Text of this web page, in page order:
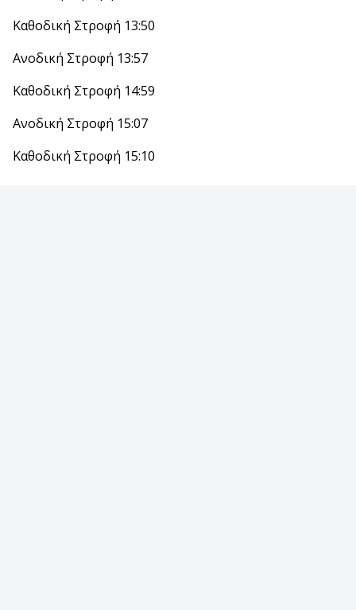
Καθοδική Στροφή 13:50
Ανοδική Στροφή 13:57
Καθοδική Στροφή 14:59
Ανοδική Στροφή 15:07
Καθοδική Στροφή 15:10